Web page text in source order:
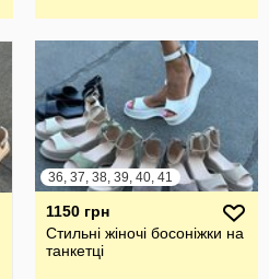
36, 37, 38, 39, 40, 41
1150 грн
Стильні жіночі босоніжки на
танкетці